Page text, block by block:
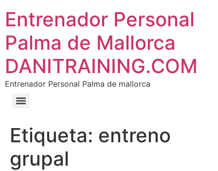
Entrenador Personal
Palma de Mallorca
DANITRAINING.COM
Entrenador Personal Palma de mallorca
Etiqueta: entreno
grupal